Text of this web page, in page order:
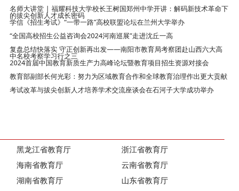
名师大讲堂 | 福耀科技大学校长王树国郑州中学开讲：解码新技术革命下
的拔尖创新人才成长密码
学信《招生考试》“一带一路”高校联盟论坛在兰州大学举办
“全国高校招生公益咨询会2024河南巡展”走进沈丘一高
复盘总结快落实 守正创新再出发——南阳市教育局考察团赴山西六大高
中名校考察学习行之三
2024首届中国教育新质生产力高峰论坛暨教育项目招生资源对接会
教育部副部长何光彩：努力为区域教育合作和全球教育治理作出更大贡献
考试改革与拔尖创新人才培养学术交流座谈会在石河子大学成功举办
黑龙江省教育厅
浙江省教育厅
海南省教育厅
云南省教育厅
湖南省教育厅
山东省教育厅